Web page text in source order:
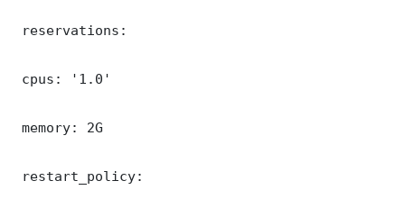
reservations:
cpus: '1.0'
memory: 2G
restart_policy: